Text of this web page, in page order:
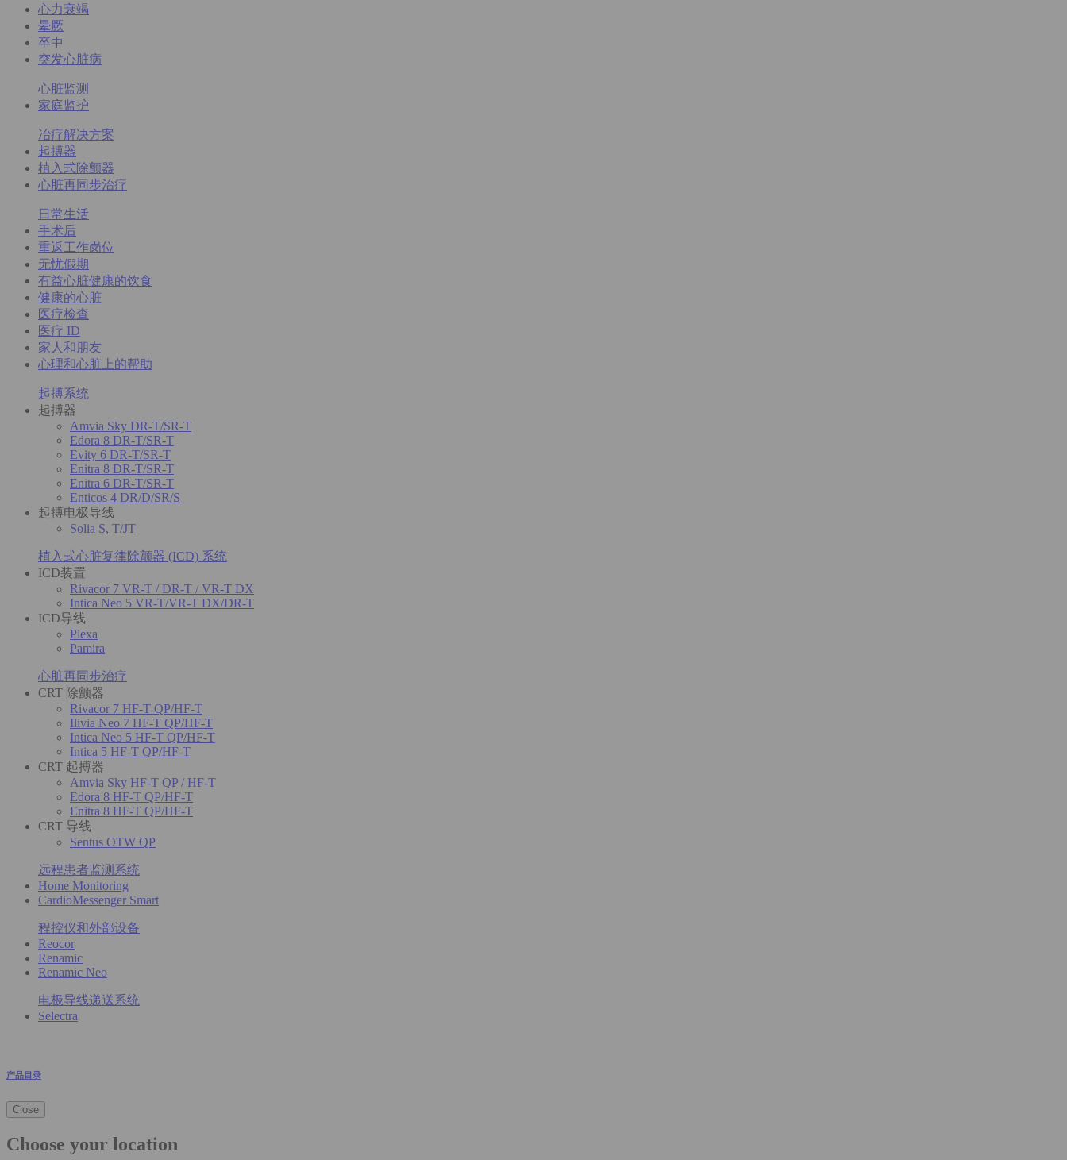
心力衰竭
晕厥
卒中
突发心脏病
心脏监测
家庭监护
冶疗解决方案
起搏器
植入式除颤器
心脏再同步治疗
日常生活
手术后
重返工作岗位
无忧假期
有益心脏健康的饮食
健康的心脏
医疗检查
医疗 ID
家人和朋友
心理和心脏上的帮助
起搏系统
起搏器
Amvia Sky DR-T/SR-T
Edora 8 DR-T/SR-T
Evity 6 DR-T/SR-T
Enitra 8 DR-T/SR-T
Enitra 6 DR-T/SR-T
Enticos 4 DR/D/SR/S
起搏电极导线
Solia S, T/JT
植入式心脏复律除颤器 (ICD) 系统
ICD装置
Rivacor 7 VR-T / DR-T / VR-T DX
Intica Neo 5 VR-T/VR-T DX/DR-T
ICD导线
Plexa
Pamira
心脏再同步治疗
CRT 除颤器
Rivacor 7 HF-T QP/HF-T
Ilivia Neo 7 HF-T QP/HF-T
Intica Neo 5 HF-T QP/HF-T
Intica 5 HF-T QP/HF-T
CRT 起搏器
Amvia Sky HF-T QP / HF-T
Edora 8 HF-T QP/HF-T
Enitra 8 HF-T QP/HF-T
CRT 导线
Sentus OTW QP
远程患者监测系统
Home Monitoring
CardioMessenger Smart
程控仪和外部设备
Reocor
Renamic
Renamic Neo
电极导线递送系统
Selectra
产品目录
Close
Choose your location